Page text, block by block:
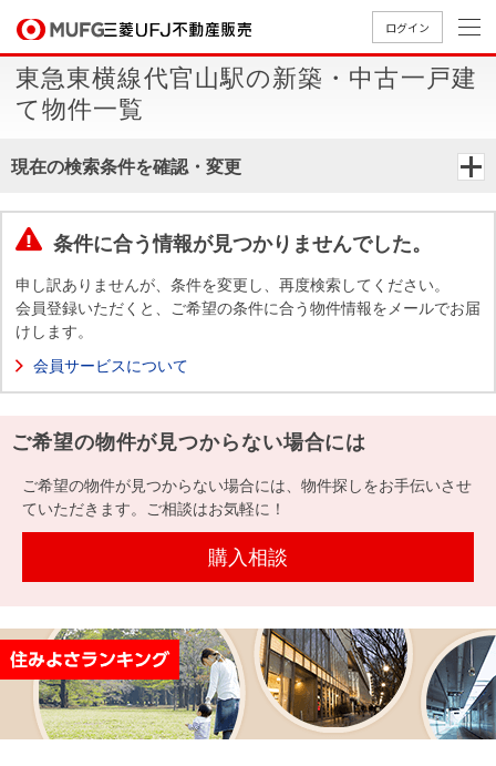
ログイン
買いたいTOP
中古
マン
ンを
探す
築・
一戸
建て
す
用
物
件
を
件を
探す
売りたいTOP
無
料
定
却
談
売却
金額
試算
売却向け
周辺相場
住まい1プ
店舗案内TOP
店舗のご
案内（首
案内（名
案内（関
会社情報TOP
ごあいさ
つ
要
Way
経営ビジ
ョン
組織図
役員一
沿革
本社地
図
（電子ブ
ック版）
採用情報TOP
新卒採用
情報
採用情報
買いたい
売りたい
店舗案内
会社情報
採用情報
提携企業にお勤めの方
閉じる
東急東横線代官山駅の新築・中古一戸建
て物件一覧
現在の検索条件を確認・変更
条件に合う情報が見つかりませんでした。
申し訳ありませんが、条件を変更し、再度検索してください。
会員登録いただくと、ご希望の条件に合う物件情報をメールでお届
けします。
会員サービスについて
ご希望の物件が見つからない場合には
ご希望の物件が見つからない場合には、物件探しをお手伝いさせ
ていただきます。ご相談はお気軽に！
購入相談